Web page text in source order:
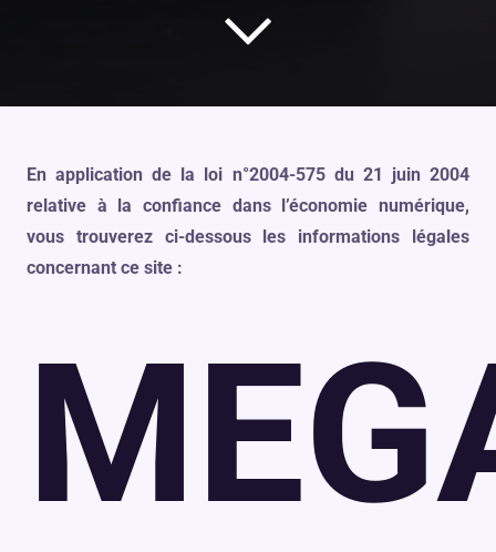
En application de la loi n°2004-575 du 21 juin 2004
relative à la confiance dans l’économie numérique,
vous trouverez ci-dessous les informations légales
concernant ce site :